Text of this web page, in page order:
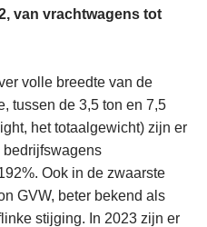
van vrachtwagens tot
volle breedte van de
tussen de 3,5 ton en 7,5
het totaalgewicht) zijn er
bedrijfswagens
Ook in de zwaarste
GVW, beter bekend als
stijging. In 2023 zijn er